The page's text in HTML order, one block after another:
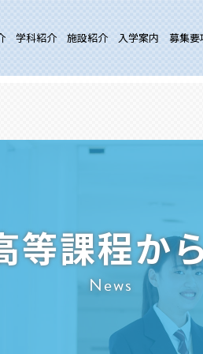
学科紹介 施設紹介 入学案内 募集要
等課程か
News